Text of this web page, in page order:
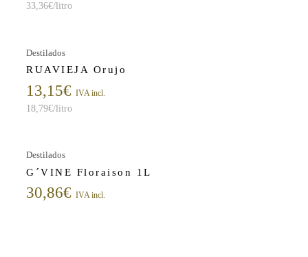
33,36€/litro
Destilados
RUAVIEJA Orujo
13,15€ IVA incl.
18,79€/litro
Destilados
G´VINE Floraison 1L
30,86€ IVA incl.